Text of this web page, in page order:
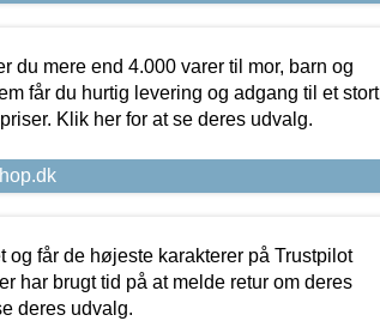
du mere end 4.000 varer til mor, barn og
får du hurtig levering og adgang til et stort
Klik her for at se deres udvalg.
får de højeste karakterer på Trustpilot
har brugt tid på at melde retur om deres
deres udvalg.